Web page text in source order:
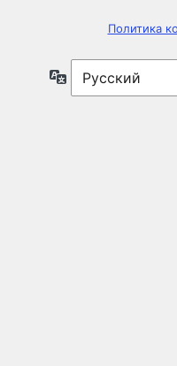
Политика
Язык